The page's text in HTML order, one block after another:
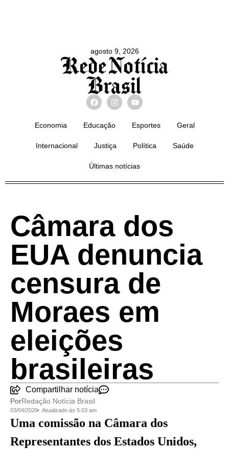
agosto 9, 2026
Economia Educação Esportes Geral
Internacional Justiça Política Saúde
Últimas notícias
Câmara dos
EUA denuncia
censura de
Moraes em
eleições
brasileiras
Compartilhar notícia
PorRedação Notícia Brasil
03/04/2026 Atualizado às 5:03 am
Uma comissão na Câmara dos
Representantes dos Estados Unidos,